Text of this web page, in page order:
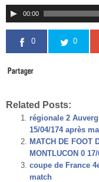
00:00
0 0
Related Posts:
régionale 2
15/04/174 après
MATCH DE FOOT
MONTLUCON 0
coupe de France
match